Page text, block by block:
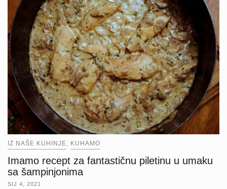
IZ NAŠE KUHINJE KUHAMO
Imamo recept za fantastičnu piletinu u umaku
sa šampinjonima
SIJ 4, 2021